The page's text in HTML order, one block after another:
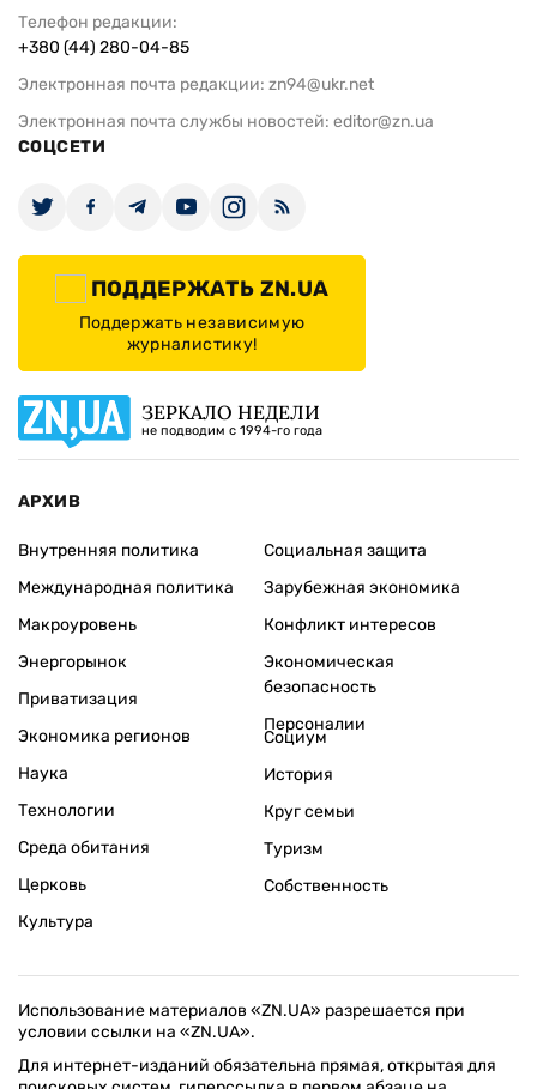
Телефон редакции:
+380 (44) 280-04-85
Электронная почта редакции: zn94@ukr.net
Электронная почта службы новостей: editor@zn.ua
СОЦСЕТИ
ПОДДЕРЖАТЬ ZN.UA
Поддержать независимую
журналистику!
ЗЕРКАЛО НЕДЕЛИ
не подводим с 1994-го года
АРХИВ
Внутренняя политика
Международная политика
Макроуровень
Энергорынок
Приватизация
Экономика регионов
Социальная защита
Зарубежная экономика
Конфликт интересов
Экономическая
безопасность
Персоналии
Наука
Технологии
Среда обитания
Церковь
Культура
Социум
История
Круг семьи
Туризм
Собственность
Использование материалов «ZN.UA» разрешается при
условии ссылки на «ZN.UA».
Для интернет-изданий обязательна прямая, открытая для